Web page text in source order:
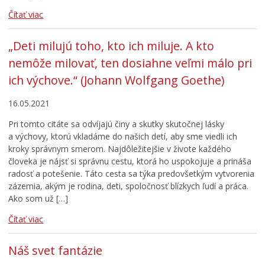
Čítať viac
„Deti milujú toho, kto ich miluje. A kto
nemôže milovať, ten dosiahne veľmi málo pri
ich výchove.“ (Johann Wolfgang Goethe)
16.05.2021
Pri tomto citáte sa odvíjajú činy a skutky skutočnej lásky
a výchovy, ktorú vkladáme do našich detí, aby sme viedli ich
kroky správnym smerom. Najdôležitejšie v živote každého
človeka je nájsť si správnu cestu, ktorá ho uspokojuje a prináša
radosť a potešenie. Táto cesta sa týka predovšetkým vytvorenia
zázemia, akým je rodina, deti, spoločnosť blízkych ľudí a práca.
Ako som už […]
Čítať viac
Náš svet fantázie